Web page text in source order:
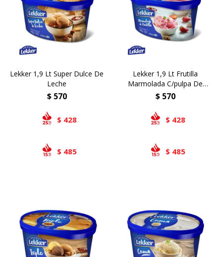
Lekker 1,9 Lt Super Dulce De
Leche
$ 570
$ 428
$ 485
Lekker 1,9 Lt Frutilla
Marmolada C/pulpa De
Frutilla
$ 570
$ 428
$ 485
Bivalvos
Chipirón
Crustáceos
Bastones
Arrolladitos
Otros
Preparados de vegetales
Pulpa de frutas
Locales
Italianas
Il Porto
NotCo
Beyond Meat
Like linen
Airlaid
Double Point